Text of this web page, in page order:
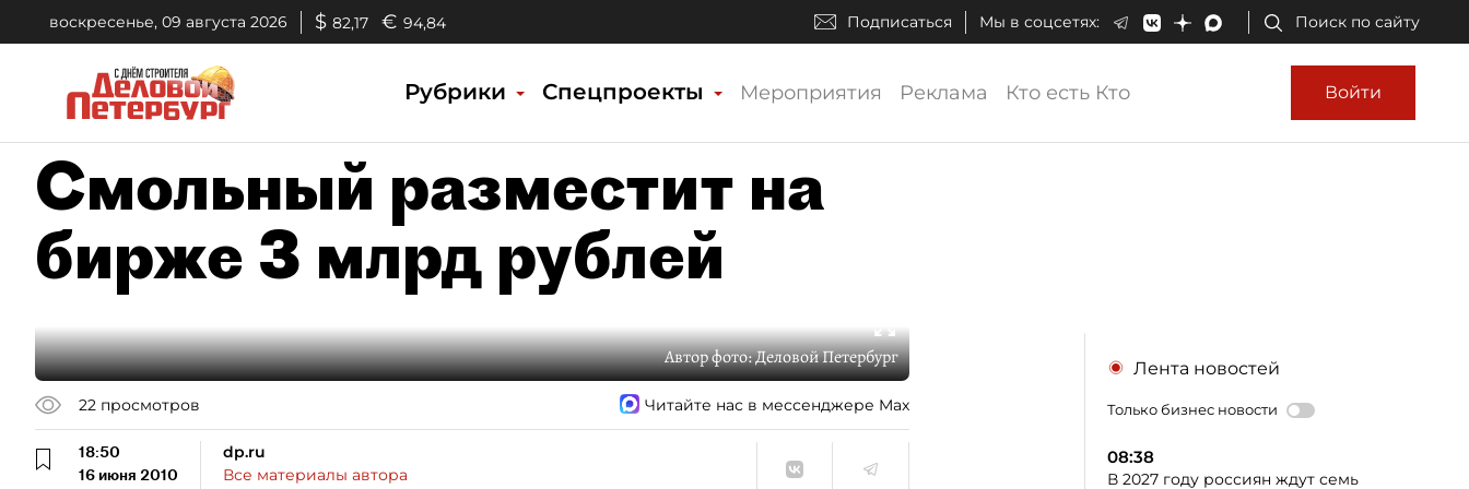
воскресенье, 09 августа 2026 $ 82,17 € 94,84 Подписаться Мы в соцсетях: Поиск по сайту
Рубрики Спецпроекты Мероприятия Реклама Кто есть Кто Войти
Смольный разместит на
бирже 3 млрд рублей
Автор фото:Деловой Петербург
22 просмотров Читайте нас в мессенджере Max
18:50
16 июня 2010
dp.ru
Все материалы автора
Лента новостей
Только бизнес новости
08:38
В 2027 году россиян ждут семь